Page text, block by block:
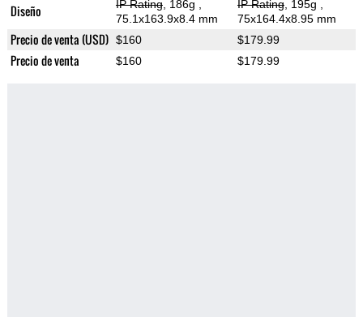
Diseño IP Rating, 186g
75.1x163.9x8.4 mm
IP Rating, 195g
75x164.4x8.95 mm
Precio de venta (USD) $160 $179.99
Precio de venta $160 $179.99